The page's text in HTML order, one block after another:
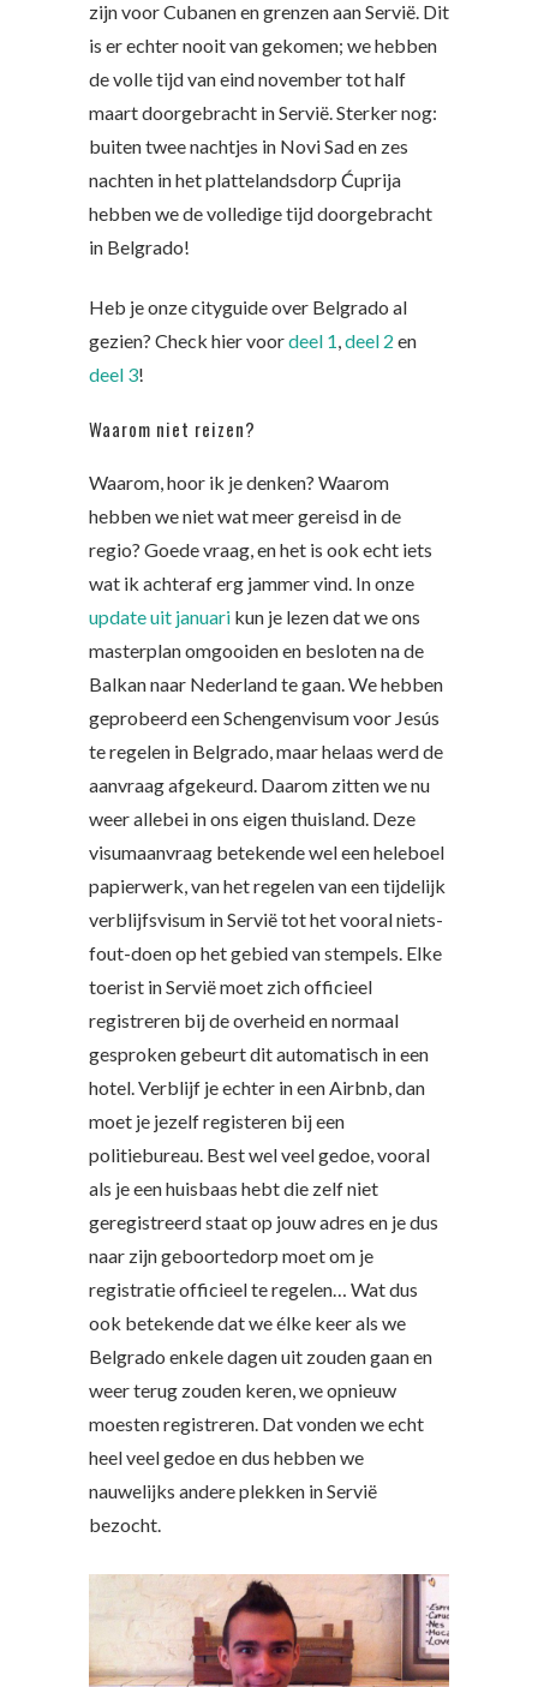
zijn voor Cubanen en grenzen aan Servië. Dit
is er echter nooit van gekomen; we hebben
de volle tijd van eind november tot half
maart doorgebracht in Servië. Sterker nog:
buiten twee nachtjes in Novi Sad en zes
nachten in het plattelandsdorp Ćuprija
hebben we de volledige tijd doorgebracht
in Belgrado!
Heb je onze cityguide over Belgrado al
gezien? Check hier voordeel 1,deel 2 en
deel 3!
Waarom niet reizen?
Waarom, hoor ik je denken? Waarom
hebben we niet wat meer gereisd in de
regio? Goede vraag, en het is ook echt iets
wat ik achteraf erg jammer vind. In onze
update uit januari kun je lezen dat we ons
masterplan omgooiden en besloten na de
Balkan naar Nederland te gaan. We hebben
geprobeerd een Schengenvisum voor Jesús
te regelen in Belgrado, maar helaas werd de
aanvraag afgekeurd. Daarom zitten we nu
weer allebei in ons eigen thuisland. Deze
visumaanvraag betekende wel een heleboel
papierwerk, van het regelen van een tijdelijk
verblijfsvisum in Servië tot het vooral niets-
fout-doen op het gebied van stempels. Elke
toerist in Servië moet zich officieel
registreren bij de overheid en normaal
gesproken gebeurt dit automatisch in een
hotel. Verblijf je echter in een Airbnb, dan
moet je jezelf registeren bij een
politiebureau. Best wel veel gedoe, vooral
als je een huisbaas hebt die zelf niet
geregistreerd staat op jouw adres en je dus
naar zijn geboortedorp moet om je
registratie officieel te regelen… Wat dus
ook betekende dat we élke keer als we
Belgrado enkele dagen uit zouden gaan en
weer terug zouden keren, we opnieuw
moesten registreren. Dat vonden we echt
heel veel gedoe en dus hebben we
nauwelijks andere plekken in Servië
bezocht.